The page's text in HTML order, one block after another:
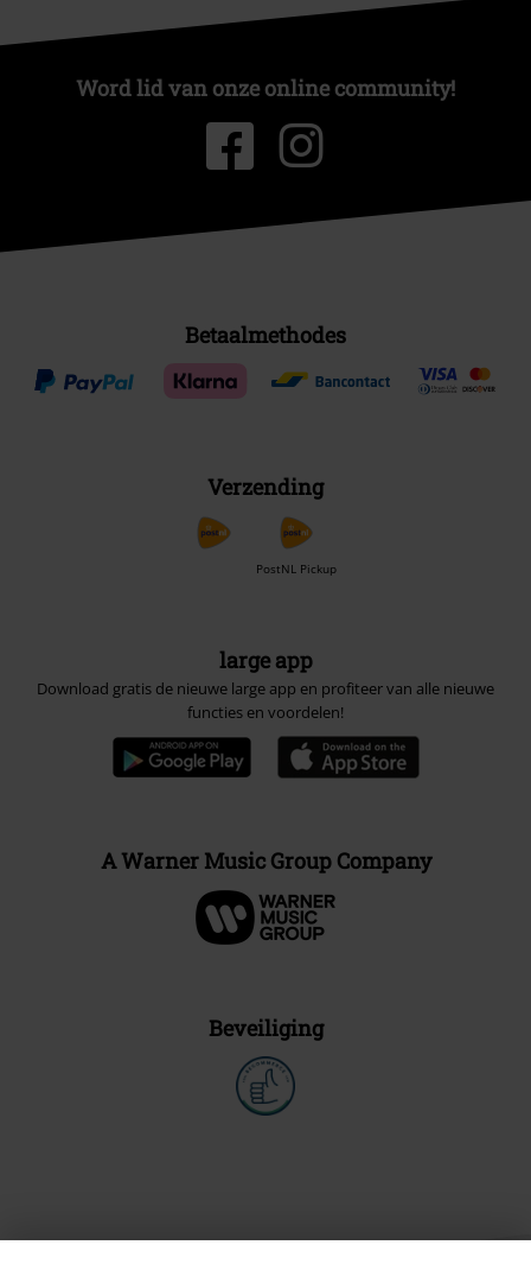
Word lid van onze online community!
Betaalmethodes
Verzending
PostNL Pickup
large app
Download gratis de nieuwe large app en profiteer van alle nieuwe
functies en voordelen!
A Warner Music Group Company
Beveiliging